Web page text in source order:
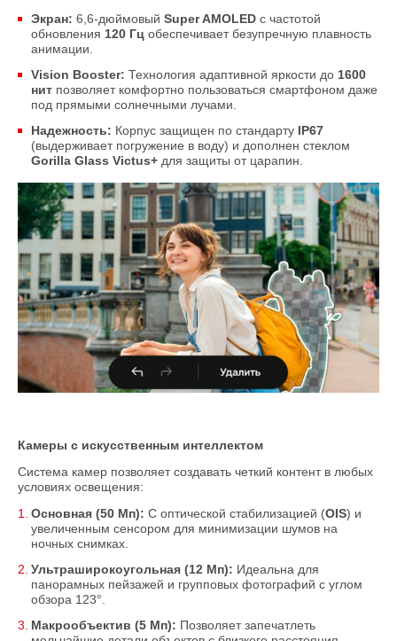
Экран: 6,6-дюймовый Super AMOLED с частотой
обновления 120 Гц обеспечивает безупречную плавность
анимации.
Vision Booster: Технология адаптивной яркости до 1600
нит позволяет комфортно пользоваться смартфоном даже
под прямыми солнечными лучами.
Надежность: Корпус защищен по стандарту IP67
(выдерживает погружение в воду) и дополнен стеклом
Gorilla Glass Victus+ для защиты от царапин.
Камеры с искусственным интеллектом
Система камер позволяет создавать четкий контент в любых
условиях освещения:
Основная (50 Мп): С оптической стабилизацией (OIS) и
увеличенным сенсором для минимизации шумов на
ночных снимках.
Ультраширокоугольная (12 Мп): Идеальна для
панорамных пейзажей и групповых фотографий с углом
обзора 123°.
Макрообъектив (5 Мп): Позволяет запечатлеть